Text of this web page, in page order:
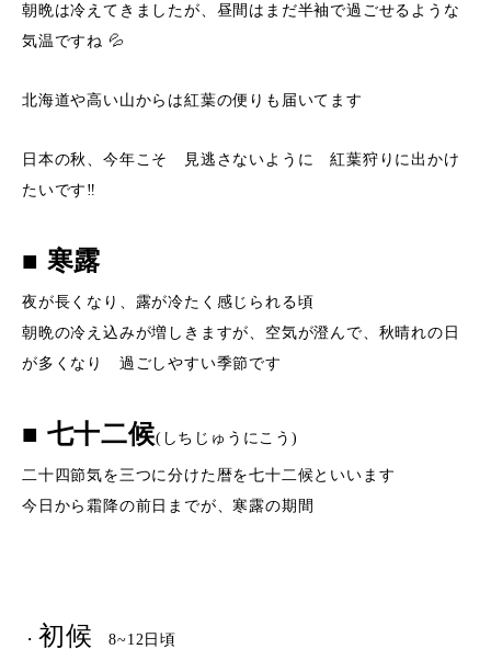
朝晩は冷えてきましたが、昼間はまだ半袖で過ごせるような
気温ですね 💦
北海道や高い山からは紅葉の便りも届いてます
日本の秋、今年こそ 見逃さないように 紅葉狩りに出かけ
たいです‼︎
■ 寒露
夜が長くなり、露が冷たく感じられる頃
朝晩の冷え込みが増しきますが、空気が澄んで、秋晴れの日
が多くなり 過ごしやすい季節です
■ 七十二候(しちじゅうにこう)
二十四節気を三つに分けた暦を七十二候といいます
今日から霜降の前日までが、寒露の期間
・ 初候 8~12日頃